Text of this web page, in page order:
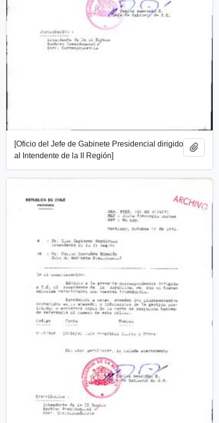
[Oficio del Jefe de Gabinete Presidencial dirigido
al Intendente de la II Región]